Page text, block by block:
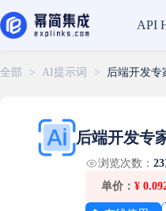
全部 > AI提示词 > 后端开发专
后端开发专
浏览次数： 23
单价： ¥
API